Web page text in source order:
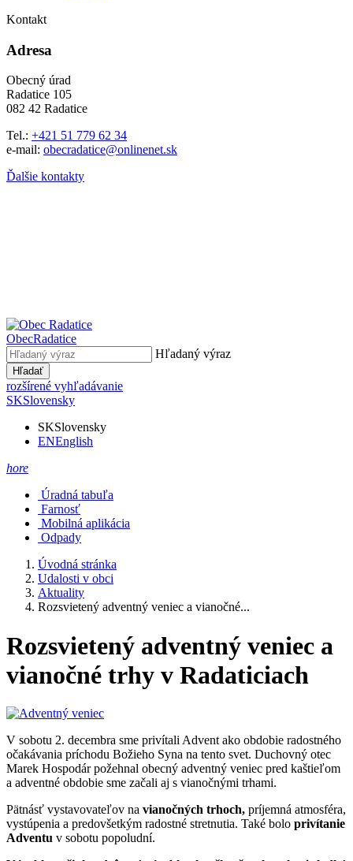
Kontakt
Adresa
Obecný úrad
Radatice 105
082 42 Radatice
Tel.: +421 51 779 62 34
e-mail: obecradatice@onlinenet.sk
Ďalšie kontakty
ObecRadatice
Hľadaný výraz
Hľadať
rozšírené vyhľadávanie
SKSlovensky
SKSlovensky
ENEnglish
hore
Úradná tabuľa
Farnosť
Mobilná aplikácia
Odpady
Úvodná stránka
Udalosti v obci
Aktuality
Rozsvietený adventný veniec a vianočné...
Rozsvietený adventný veniec a
vianočné trhy v Radaticiach
V sobotu 2. decembra sme privítali Advent ako obdobie radostného
očakávania príchodu Božieho Syna na tento svet. Duchovný otec
Marek Hospodár požehnal obecný adventný veniec pred kaštieľom
a adventné obdobie sme začali aj s vianočnými trhami.
Pätnásť vystavovateľov na vianočných trhoch, príjemná atmosféra,
vystúpenia a predovšetkým radostné stretnutia. Také bolo privítanie
Adventu v sobotu popoludní.